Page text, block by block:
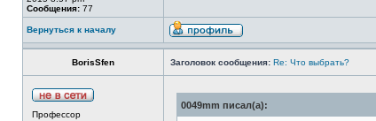
Сообщения: 77
Вернуться к началу
BorisSfen Заголовок сообщения: Re: Что выбрать?
Профессор
0049mm писал(а):